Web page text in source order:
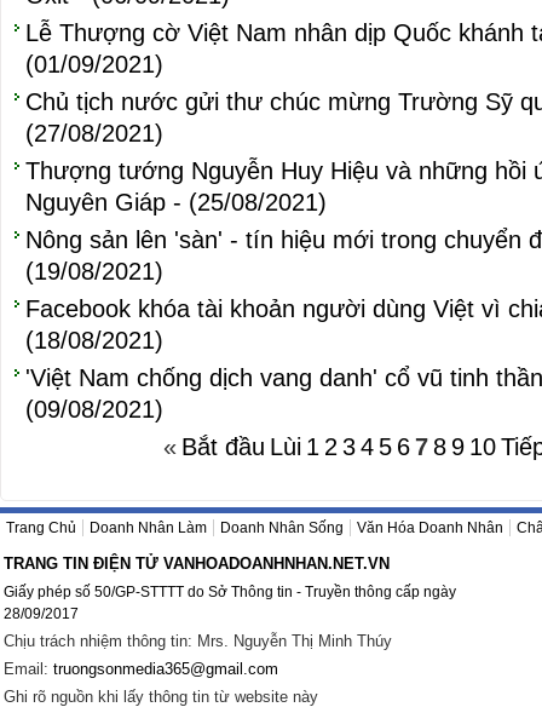
Lễ Thượng cờ Việt Nam nhân dịp Quốc khánh
(01/09/2021)
Chủ tịch nước gửi thư chúc mừng Trường Sỹ
(27/08/2021)
Thượng tướng Nguyễn Huy Hiệu và những hồi
Nguyên Giáp - (25/08/2021)
Nông sản lên 'sàn' - tín hiệu mới trong chuyển
(19/08/2021)
Facebook khóa tài khoản người dùng Việt vì
(18/08/2021)
'Việt Nam chống dịch vang danh' cổ vũ tinh
(09/08/2021)
« Bắt đầu Lùi 1 2 34 5 67 8 9 10
Trang Chủ Doanh Nhân Làm Doanh Nhân Sống Văn Hóa Doanh Nhân
TRANG TIN ĐIỆN TỬ VANHOADOANHNHAN.NET.VN
Giấy phép số 50/GP-STTTT do Sở Thông tin - Truyền thông cấp ngày
28/09/2017
Chịu trách nhiệm thông tin: Mrs. Nguyễn Thị Minh Thúy
Email: truongsonmedia365@gmail.com
Ghi rõ nguồn khi lấy thông tin từ website này